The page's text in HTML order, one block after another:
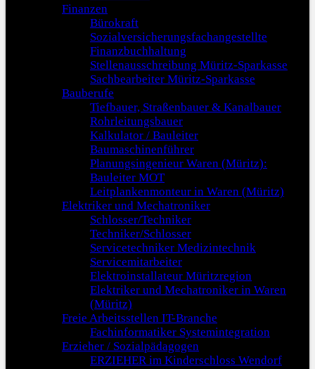
Finanzen
Bürokraft
Sozialversicherungsfachangestellte
Finanzbuchhaltung
Stellenausschreibung Müritz-Sparkasse
Sachbearbeiter Müritz-Sparkasse
Bauberufe
Tiefbauer, Straßenbauer & Kanalbauer
Rohrleitungsbauer
Kalkulator / Bauleiter
Baumaschinenführer
Planungsingenieur Waren (Müritz):
Bauleiter MOT
Leitplankenmonteur in Waren (Müritz)
Elektriker und Mechatroniker
Schlosser/Techniker
Techniker/Schlosser
Servicetechniker Medizintechnik
Servicemitarbeiter
Elektroinstallateur Müritzregion
Elektriker und Mechatroniker in Waren
(Müritz)
Freie Arbeitsstellen IT-Branche
Fachinformatiker Systemintegration
Erzieher / Sozialpädagogen
ERZIEHER im Kinderschloss Wendorf